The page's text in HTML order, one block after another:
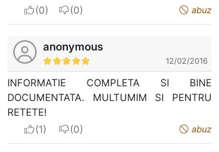
I apreciateI do not appreciate abuz
anonymous
12/02/2016
INFORMATIE COMPLETA SI BINE
DOCUMENTATA. MULTUMIM SI PENTRU
RETETE!
I apreciateI do not appreciate abuz